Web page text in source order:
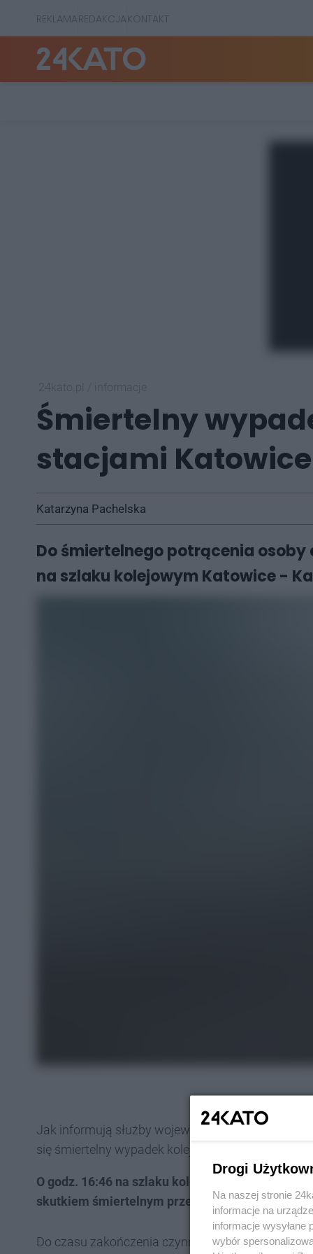
REKLAMAREDAKCJAKONTAKT
Śmiertelny
stacjami
Katarzyna Pachelska
Do śmiertelnego potrącenia osoby
na szlaku kolejowym Katowice -
Jak informują służby wojewody śląskiego, w
się śmiertelny wypadek kolejowy.
O godz. 16:46 na szlaku kolejowym Katowice –
skutkiem śmiertelnym przez pociąg Kolei
Do czasu zakończenia czynności prokuratorskich
Drogi
Na naszej stronie
informacje na
informacje wysyłane
wybór